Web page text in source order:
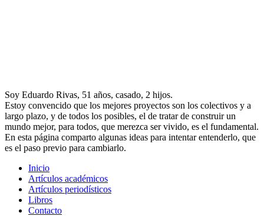
Soy Eduardo Rivas, 51 años, casado, 2 hijos.
Estoy convencido que los mejores proyectos son los colectivos y a
largo plazo, y de todos los posibles, el de tratar de construir un
mundo mejor, para todos, que merezca ser vivido, es el fundamental.
En esta página comparto algunas ideas para intentar entenderlo, que
es el paso previo para cambiarlo.
Inicio
Artículos académicos
Artículos periodísticos
Libros
Contacto